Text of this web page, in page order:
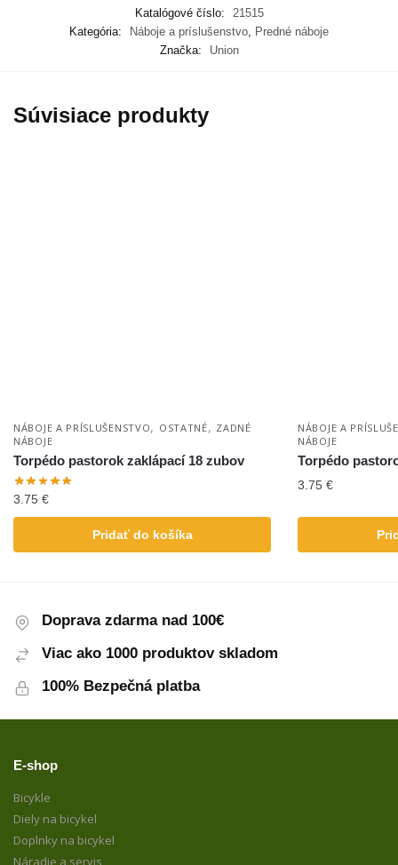
Katalógové číslo:
21515
Kategória:
Náboje a príslušenstvo
Predné náboje
Značka:
Union
Súvisiace produkty
NÁBOJE A PRÍSLUŠENSTVO, OSTATNÉ, ZADNÉ
NÁBOJE
Torpédo pastorok zaklápací 18 zubov
3.75 €
Pridať do košíka
NÁBOJE A
NÁBOJE
Torpédo
3.75 €
Doprava zdarma nad 100€
Viac ako 1000 produktov skladom
100% Bezpečná platba
E-shop
Bicykle
Diely na bicykel
Doplnky na bicykel
Náradie a servis